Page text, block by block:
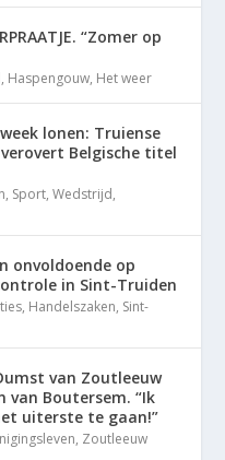
“Zomer op
, Haspengouw, Het weer
lonen: Truiense
Belgische titel
, Sport,Wedstrijd,
onvoldoende op
in Sint-Truiden
, Handelszaken, Sint-
van Zoutleeuw
van Boutersem. “Ik
uiterste te gaan!”
, Zoutleeuw